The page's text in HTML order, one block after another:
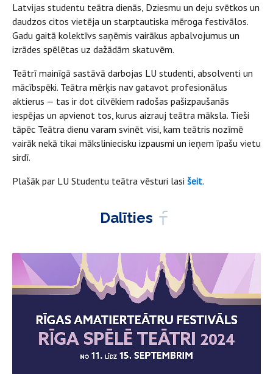
Latvijas studentu teātra dienās, Dziesmu un deju svētkos un
daudzos citos vietēja un starptautiska mēroga festivālos.
Gadu gaitā kolektīvs saņēmis vairākus apbalvojumus un
izrādes spēlētas uz dažādām skatuvēm.
Teātrī mainīgā sastāvā darbojas LU studenti, absolventi un
mācībspēki. Teātra mērķis nav gatavot profesionālus
aktierus — tas ir dot cilvēkiem radošas pašizpaušanās
iespējas un apvienot tos, kurus aizrauj teātra māksla. Tieši
tāpēc Teātra dienu varam svinēt visi, kam teātris nozīmē
vairāk nekā tikai māksliniecisku izpausmi un ieņem īpašu vietu
sirdī.
Plašāk par LU Studentu teātra vēsturi lasi šeit.
Dalīties